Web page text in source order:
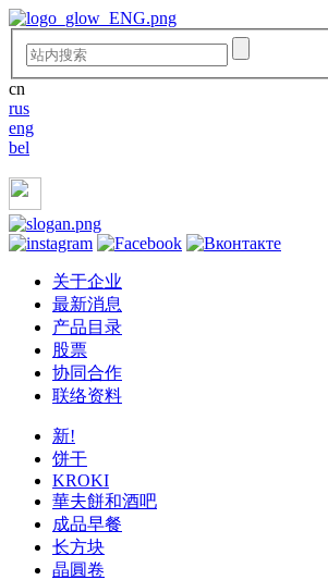
cn
rus
eng
bel
关于企业
最新消息
产品目录
股票
协同合作
联络资料
新!
饼干
KROKI
華夫餅和酒吧
成品早餐
长方块
晶圓卷